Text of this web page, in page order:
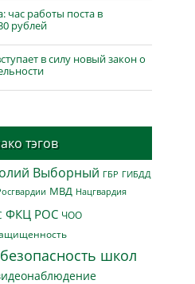
час работы поста в
рублей
в силу новый закон о
тэгов
Выборный ГБР ГИБДД
МВД Нацгвардия
ФКЦ РОС ЧОО
безопасность школ